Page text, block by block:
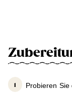
Probieren Sie